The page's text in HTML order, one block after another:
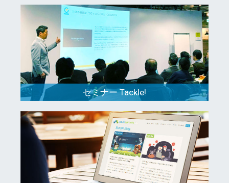
セミナー Tackle!